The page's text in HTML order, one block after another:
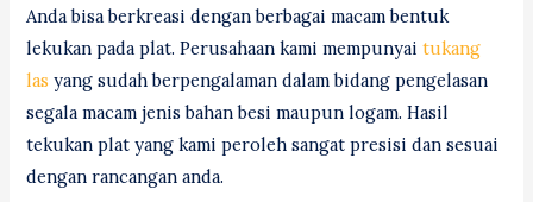
Anda bisa berkreasi dengan berbagai macam bentuk
lekukan pada plat. Perusahaan kami mempunyaitukang
las yang sudah berpengalaman dalam bidang pengelasan
segala macam jenis bahan besi maupun logam. Hasil
tekukan plat yang kami peroleh sangat presisi dan sesuai
dengan rancangan anda.